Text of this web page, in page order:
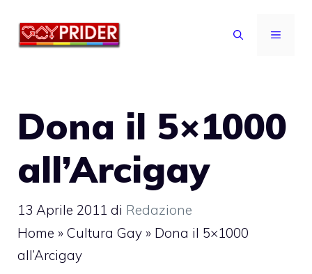
MENU
Dona il 5×1000
all’Arcigay
13 Aprile 2011 di Redazione
Home » Cultura Gay » Dona il 5×1000
all’Arcigay